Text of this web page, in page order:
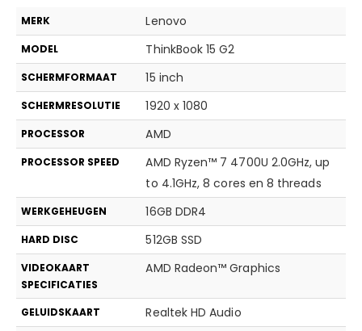
MERK Lenovo
MODEL ThinkBook 15 G2
SCHERMFORMAAT 15 inch
SCHERMRESOLUTIE 1920 x 1080
PROCESSOR AMD
PROCESSOR SPEED
AMD Ryzen™ 7 4700U 2.0GHz, up
to 4.1GHz, 8 cores en 8 threads
WERKGEHEUGEN 16GB DDR4
HARD DISC 512GB SSD
VIDEOKAART
SPECIFICATIES
AMD Radeon™ Graphics
GELUIDSKAART Realtek HD Audio